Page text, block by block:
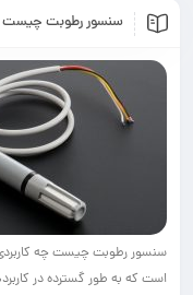
چیست چه کاربردی دارد؟
چه کاربردی دارد؟ سنسور
در کاربردهای مصرف کننده